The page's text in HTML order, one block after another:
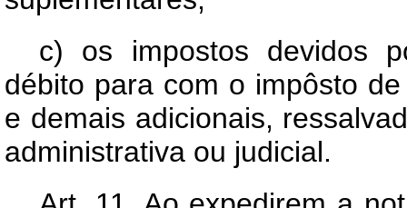
c) os impostos devidos
débito para com o impôsto
e demais adicionais,
administrativa ou judicial.